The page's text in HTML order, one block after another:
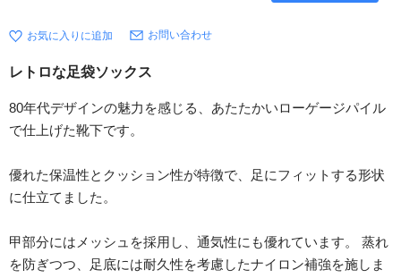
お問い合わせ
レトロな足袋ソックス
80年代デザインの魅力を感じる、あたたかいローゲージパイル
で仕上げた靴下です。
優れた保温性とクッション性が特徴で、足にフィットする形状
に仕立てました。
甲部分にはメッシュを採用し、通気性にも優れています。 蒸れ
を防ぎつつ、足底には耐久性を考慮したナイロン補強を施しま